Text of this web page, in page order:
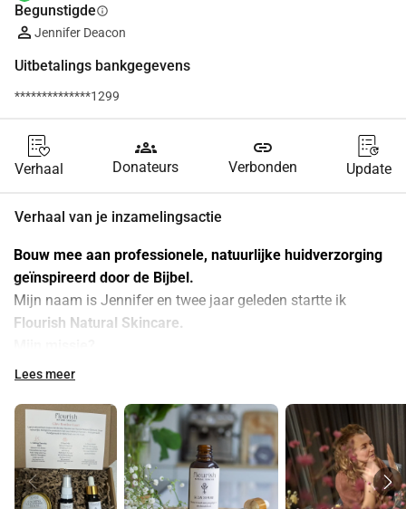
Begunstigdeinfo
Jennifer Deacon
Uitbetalings bankgegevens
**************1299
Verhaal
groups
Donateurs
link
Verbonden Update
Verhaal van je inzamelingsactie
Bouw mee aan professionele, natuurlijke huidverzorging
geïnspireerd door de Bijbel.
Flourish Natural Skincare.
Mensen helpen letterlijk te laten schitteren (Jesaja 60). Niet
eczeem, droogte, pigmentvlekjes en fijne lijntjes en rimpels,
maar ook door hen elke dag te bemoedigen met een
Bijbeltekst op elk product.
Wat begon in de logeerkamer, is gegroeid tot een prachtig
merk met een netwerk van tevreden klanten. Maar om nu
Lees meer